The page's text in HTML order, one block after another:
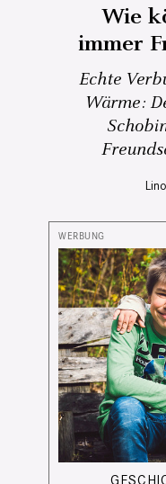
Wie
immer
Echte
Wärme: